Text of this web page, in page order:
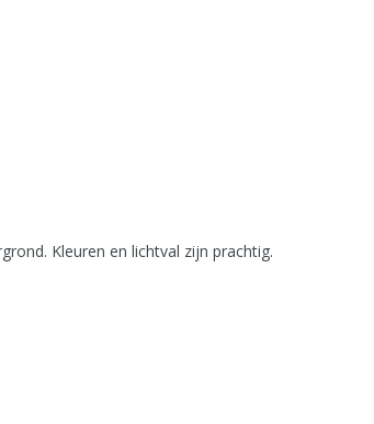
Kleuren en lichtval zijn prachtig.